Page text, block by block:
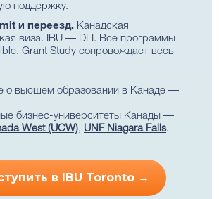
поддержку.
и переезд. Канадская
виза. IBU — DLI. Все программы
Grant Study сопровождает весь
о высшем образовании в Канаде —
бизнес-университеты Канады —
West (UCW), UNF Niagara Falls.
в IBU Toronto →